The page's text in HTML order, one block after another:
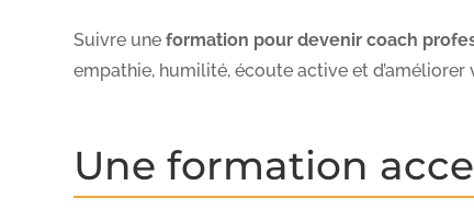
Suivre uneformation pour devenir coach
empathie, humilité, écoute active et
Une formation